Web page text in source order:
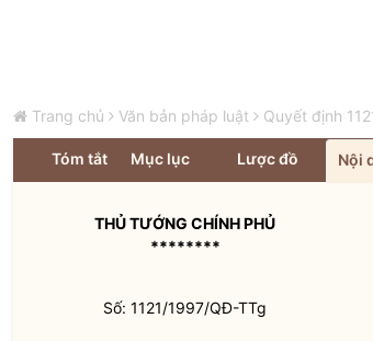
Trang chủ Văn bản pháp luật Quyết định
Tóm tắt Mục lục Lược đồ Nội
THỦ TƯỚNG CHÍNH PHỦ
********
Số: 1121/1997/QĐ-TTg